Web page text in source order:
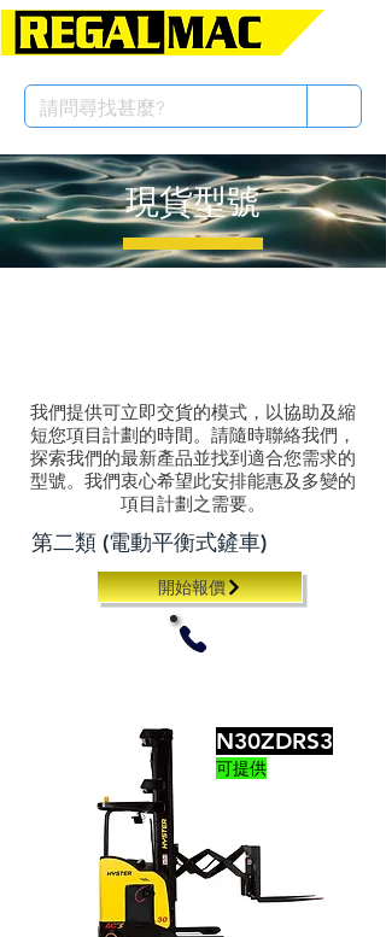
現貨型號
我們提供可立即交貨的模式，以協助及縮
短您項目計劃的時間。請隨時聯絡我們，
探索我們的最新產品並找到適合您需求的
型號。我們衷心希望此安排能惠及多變的
項目計劃之需要。
第二類 (電動平衡式鏟車)
開始報價
N30ZDRS3
可提供